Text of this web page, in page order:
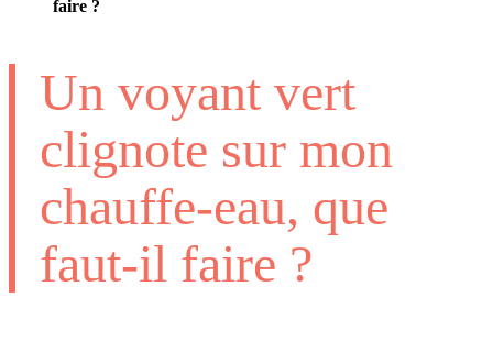
faire ?
Un voyant vert
clignote sur mon
chauffe-eau, que
faut-il faire ?